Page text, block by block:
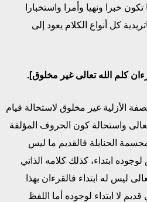
خبرا ونهيا وأمرا واستخبارا
كل أنواع الكلام يعود إلى
كلم الله تعالى غير مخلوق].
الأزلية غير مخلوق لاستحالة قيام
واستحالة كون الحروف المؤلفة
الحنابلة فالقديم ما ليس
ابتداء، كذلك كلامه الذاتي
ليس له ابتداء فالقرءان بهذا
لا ابتداء لوجوده أما اللفظ